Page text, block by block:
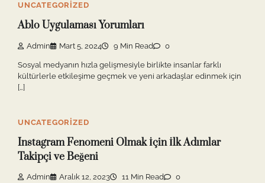
UNCATEGORIZED
Ablo Uygulaması Yorumları
Admin Mart 5, 2024 9 Min Read 0
Sosyal medyanın hızla gelişmesiyle birlikte insanlar farklı
kültürlerle etkileşime geçmek ve yeni arkadaşlar edinmek için
[…]
UNCATEGORIZED
Instagram Fenomeni Olmak İçin İlk Adımlar
Takipçi ve Beğeni
Admin Aralık 12, 2023 11 Min Read 0